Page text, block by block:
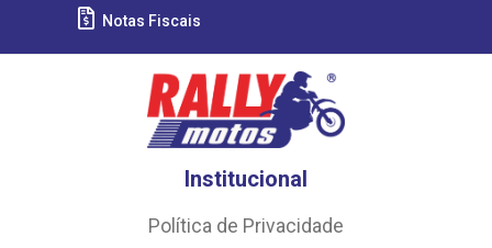
Notas Fiscais
Institucional
Política de Privacidade